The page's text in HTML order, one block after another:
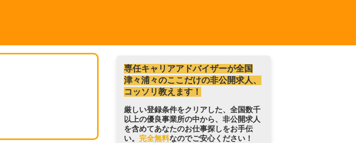
専任キャリアアドバイザーが全国
津々浦々のここだけの非公開求人、
コッソリ教えます！
厳しい登録条件をクリアした、全国数千
以上の優良事業所の中から、非公開求人
を含めてあなたのお仕事探しをお手伝
い。 完全無料なのでご安心ください！